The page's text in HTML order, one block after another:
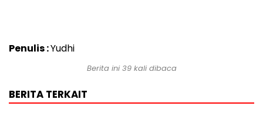
Penulis :Yudhi
Berita ini 39 kali dibaca
BERITA TERKAIT